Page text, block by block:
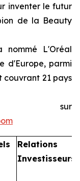
inventer le futur
de la Beauty
nommé L'Oréal
d'Europe, parmi
couvrant 21 pays
sur
Relations
Investisseurs